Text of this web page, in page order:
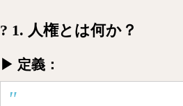
? 1. 人権とは何か？
▶ 定義：